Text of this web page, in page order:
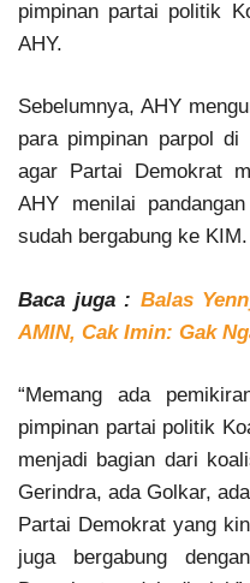
pimpinan partai politik
AHY.
Sebelumnya, AHY
para pimpinan parpol
agar Partai Demokrat
AHY menilai
sudah bergabung ke KIM.
Baca juga : Balas
AMIN, Cak Imin: Gak
“Memang ada
pimpinan partai politik
menjadi bagian dari
Gerindra, ada Golkar,
Partai Demokrat yang
juga bergabung